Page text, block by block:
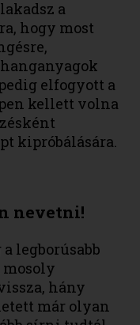
a
hogy most
elfogyott a
kellett volna
kipróbálására.
nevetni!
legborúsabb
hány
már olyan